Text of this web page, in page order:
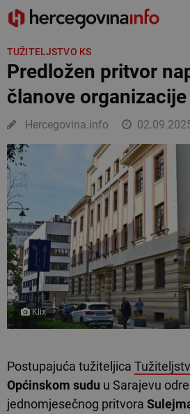
TUŽITELJSTVO KS
Predložen pritvor
članove
Hercegovina.info
Klix
Postupajuća tužiteljica
Općinskom sudu u Sarajevu
jednomjesečnog pritvora